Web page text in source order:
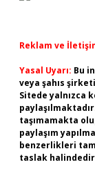
Reklam ve
Yasal Uyarı: Bu
veya şahıs
Sitede yalnızca
taşımamakta
paylaşım
benzerlikleri
taslak